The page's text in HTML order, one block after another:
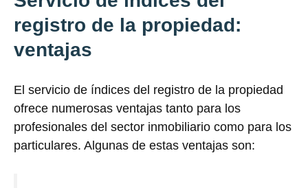
registro de la propiedad:
ventajas
El servicio de índices del registro de la propiedad
ofrece numerosas ventajas tanto para los
profesionales del sector inmobiliario como para los
particulares. Algunas de estas ventajas son: